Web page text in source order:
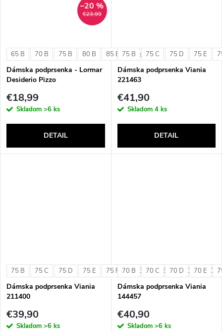
€23,99
–20 %
65 B 70 B 75 B 80 B 85 B + ďalšie
Dámska podprsenka - Lormar
Desiderio Pizzo
€18,99
Skladom >6 ks
DETAIL
75 B 75 C 75 D 75 E
Dámska podprsenka Viania
221463
€41,90
Skladom 4 ks
DETAIL
75 B 75 C 75 D 75 E 75 F 75 G 80 B 80 C 80 D
Dámska podprsenka Viania
211400
€39,90
Skladom >6 ks
70 B 70 C 70 D 70 E
Dámska podprsenka Viania
144457
€40,90
Skladom >6 ks